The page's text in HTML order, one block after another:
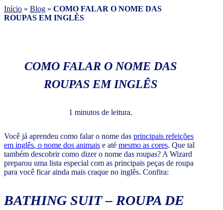
Início » Blog » COMO FALAR O NOME DAS
ROUPAS EM INGLÊS
COMO FALAR O NOME DAS
ROUPAS EM INGLÊS
1 minutos de leitura.
Você já aprendeu como falar o nome das principais refeições
em inglês, o nome dos animais e até mesmo as cores. Que tal
também descobrir como dizer o nome das roupas? A Wizard
preparou uma lista especial com as principais peças de roupa
para você ficar ainda mais craque no inglês. Confira:
BATHING SUIT– ROUPA DE